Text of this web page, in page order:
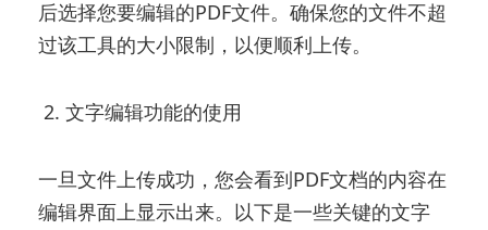
后选择您要编辑的PDF文件。确保您的文件不超
过该工具的大小限制，以便顺利上传。
2. 文字编辑功能的使用
一旦文件上传成功，您会看到PDF文档的内容在
编辑界面上显示出来。以下是一些关键的文字